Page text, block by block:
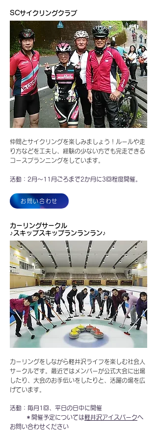
SCサイクリングクラブ
仲間とサイクリングを楽しみましょう！ルールや走
り方などを工夫し、経験の少ない方でも完走できる
コースプランニングをしています。
活動：2月～11月ごろまで2か月に3回程度開催。
お問い合わせ
カーリングサークル
♪スキップスキップランランラン♪
カーリングをしながら軽井沢ライフを楽しむ社会人
サークルです。最近ではメンバーが公式大会に出場
したり、大会のお手伝いをしたりと、活躍の場を広
げています。
活動：毎月1回、平日の日中に開催
＊開催予定については軽井沢アイスパークへ
お問い合わせください